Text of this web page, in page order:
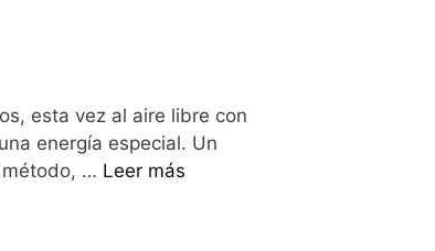
esta vez al aire libre con
energía especial. Un
método, … Leer más